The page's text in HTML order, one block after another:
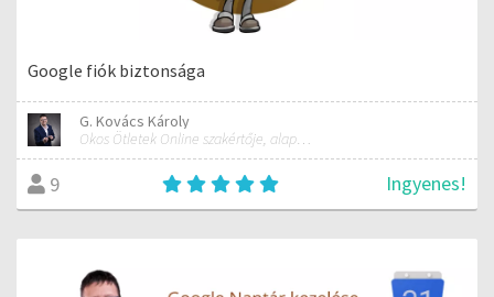
Google fiók biztonsága
G. Kovács Károly
Okos Ötletek Online szakértője, alapítója
9 Ingyenes!